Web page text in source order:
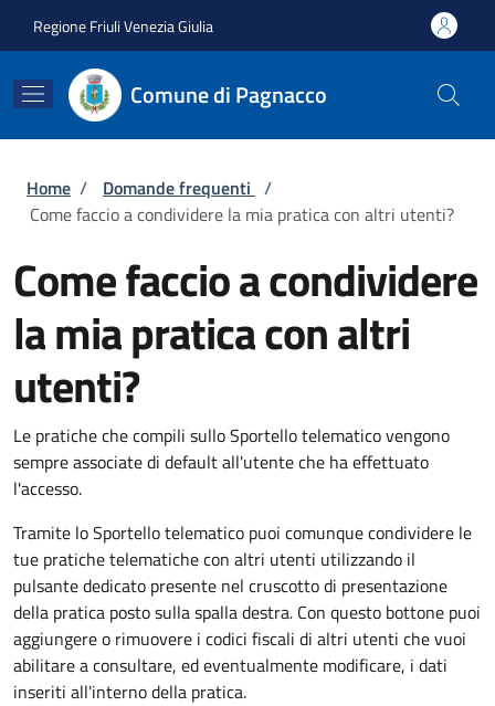
Regione Friuli Venezia Giulia
Comune di Pagnacco
Briciole di pane
Home / Domande frequenti /
Come faccio a condividere la mia pratica con altri utenti?
Come faccio a condividere
la mia pratica con altri
utenti?
Le pratiche che compili sullo Sportello telematico vengono
sempre associate di default all'utente che ha effettuato
l'accesso.
Tramite lo Sportello telematico puoi comunque condividere le
tue pratiche telematiche con altri utenti utilizzando il
pulsante dedicato presente nel cruscotto di presentazione
della pratica posto sulla spalla destra. Con questo bottone puoi
aggiungere o rimuovere i codici fiscali di altri utenti che vuoi
abilitare a consultare, ed eventualmente modificare, i dati
inseriti all'interno della pratica.